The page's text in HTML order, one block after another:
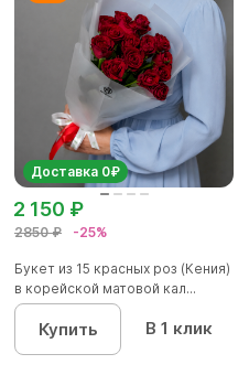
Доставка 0₽
2850 ₽ -25%
2 150 ₽
Букет из 15 красных роз (Кения)
в корейской матовой кал...
Купить В 1 клик